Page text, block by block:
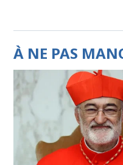
À NE PAS